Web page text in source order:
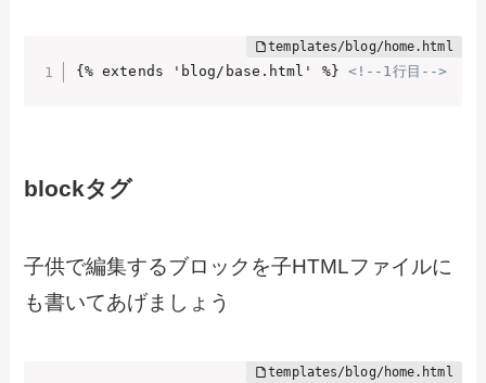
{% extends 'blog/base.html' %} <!--1行目-->
blockタグ
子供で編集するブロックを子HTMLファイルに
も書いてあげましょう